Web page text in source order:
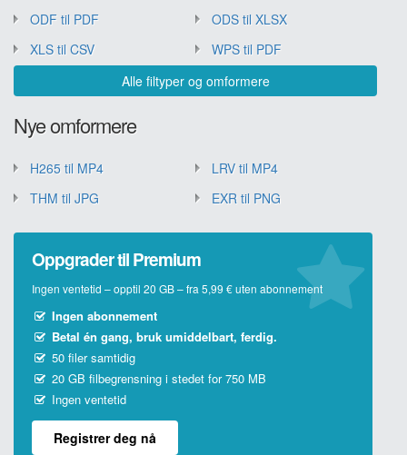
ODF til PDF
ODS til XLSX
XLS til CSV
WPS til PDF
Alle filtyper og omformere
Nye omformere
H265 til MP4
LRV til MP4
THM til JPG
EXR til PNG
Oppgrader til Premium
Ingen ventetid – opptil 20 GB – fra 5,99 € uten abonnement
Ingen abonnement
Betal én gang, bruk umiddelbart, ferdig.
50 filer samtidig
20 GB filbegrensning i stedet for 750 MB
Ingen ventetid
Registrer deg nå